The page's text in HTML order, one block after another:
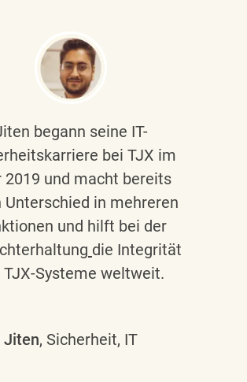
begann seine IT-
bei TJX im
2019 und macht bereits
Unterschied in mehreren
und hilft bei der
die Integrität
TJX-Systeme weltweit.
Jiten, Sicherheit, IT